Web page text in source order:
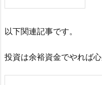
以下関連記事です。
投資は余裕資金でやれば